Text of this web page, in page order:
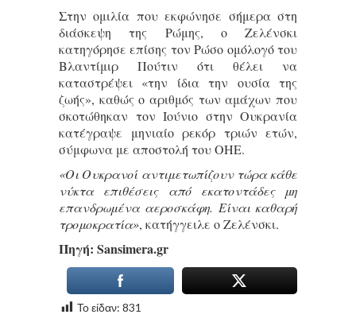
Στην ομιλία που εκφώνησε σήμερα στη
διάσκεψη της Ρώμης, ο Ζελένσκι
κατηγόρησε επίσης τον Ρώσο ομόλογό του
Βλαντίμιρ Πούτιν ότι θέλει να
καταστρέψει «την ίδια την ουσία της
ζωής», καθώς ο αριθμός των αμάχων που
σκοτώθηκαν τον Ιούνιο στην Ουκρανία
κατέγραψε μηνιαίο ρεκόρ τριών ετών,
σύμφωνα με αποστολή του ΟΗΕ.
«Οι Ουκρανοί αντιμετωπίζουν τώρα κάθε
νύκτα επιθέσεις από εκατοντάδες μη
επανδρωμένα αεροσκάφη. Είναι καθαρή
τρομοκρατία», κατήγγειλε ο Ζελένσκι.
Πηγή: Sansimera.gr
Το είδαν: 831